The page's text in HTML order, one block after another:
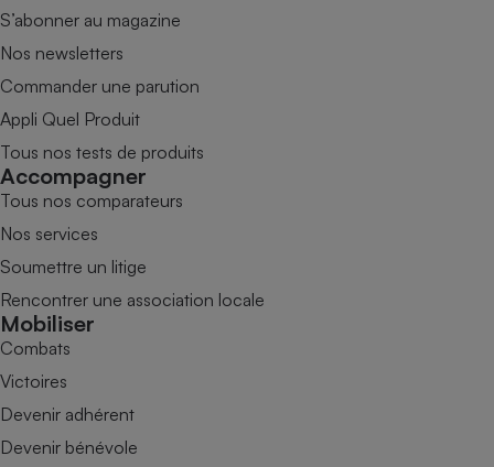
S’abonner au magazine
Nos newsletters
Commander une parution
Appli Quel Produit
Tous nos tests de produits
Accompagner
Tous nos comparateurs
Nos services
Soumettre un litige
Rencontrer une association locale
Mobiliser
Combats
Victoires
Devenir adhérent
Devenir bénévole